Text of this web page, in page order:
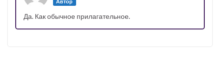
Да. Как обычное прилагательное.